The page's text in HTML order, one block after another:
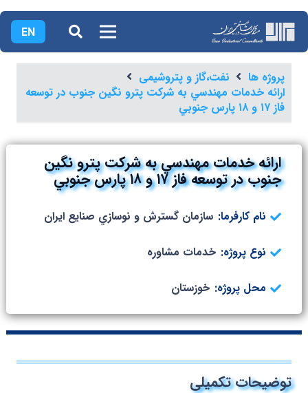
EN
پروژه ها
نفت،گاز و پتروشیمی
ارائه خدمات مهندسي به شركت پترو نگين جنوب در توسعه
فاز ۱۷ و ۱۸ پارس جنوبي
ارائه خدمات مهندسي به شركت پترو نگين
جنوب در توسعه فاز ۱۷ و ۱۸ پارس جنوبي
نام کارفرما: سازمان گسترش و نوسازي صنایع ایران
نوع پروژه: خدمات مشاوره
محل پروژه: خوزستان
توضیحات تکمیلی